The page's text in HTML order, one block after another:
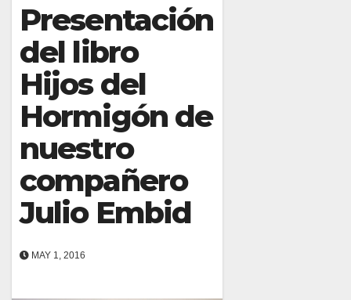
Presentación
del libro
Hijos del
Hormigón de
nuestro
compañero
Julio Embid
MAY 1, 2016